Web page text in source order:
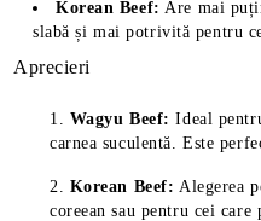
Korean Beef: Are mai
slabă și mai potrivită pentru
Aprecieri
Wagyu Beef: Ideal
carnea suculentă. Este
Korean Beef: Alegerea
coreean sau pentru cei